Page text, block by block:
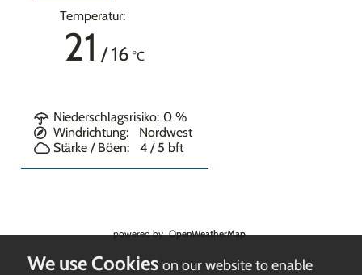
Temperatur:
21 /16 °C
Niederschlagsrisiko: 0 %
Stärke / Böen:
4 / 5 bft
Windrichtung: Nordwest
powered by OpenWeatherMap
on our website to enable